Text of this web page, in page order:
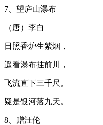
7、望庐山瀑布
（唐）李白
日照香炉生紫烟，
遥看瀑布挂前川，
飞流直下三千尺。
疑是银河落九天。
8、赠汪伦